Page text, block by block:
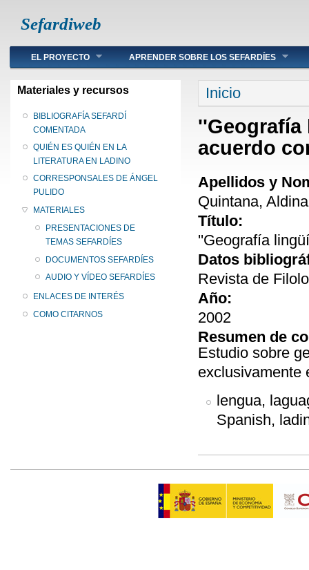
Sefardiweb
Main menu
EL PROYECTO APRENDER SOBRE LOS SEFARDÍES
Materiales y recursos
BIBLIOGRAFÍA SEFARDÍ
COMENTADA
QUIÉN ES QUIÉN EN LA
LITERATURA EN LADINO
CORRESPONSALES DE ÁNGEL
PULIDO
MATERIALES
PRESENTACIONES DE
TEMAS SEFARDÍES
DOCUMENTOS SEFARDÍES
AUDIO Y VÍDEO SEFARDÍES
ENLACES DE INTERÉS
COMO CITARNOS
Se encuentra
Inicio
''Geografía
acuerdo
Apellidos y
Quintana, Aldina
Título:
''Geografía
Datos
Revista de
Año:
2002
Resumen de
Estudio sobre
exclusivamente
lengua,
Spanish,